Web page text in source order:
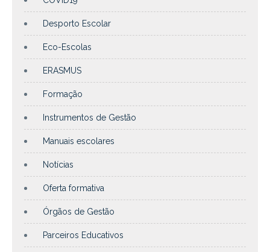
Desporto Escolar
Eco-Escolas
ERASMUS
Formação
Instrumentos de Gestão
Manuais escolares
Notícias
Oferta formativa
Órgãos de Gestão
Parceiros Educativos